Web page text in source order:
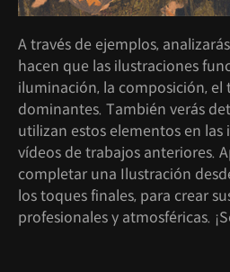
A través de ejemplos,
hacen que las ilustraciones
iluminación, la composición, el
dominantes. También verás
utilizan estos elementos en
vídeos de trabajos anteriores.
completar una Ilustración
los toques finales, para crear
profesionales y atmosféricas.